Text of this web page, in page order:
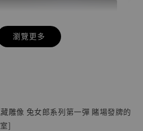
瀏覽更多
藏雕像 兔女郎系列第一彈 賭場發牌的
]